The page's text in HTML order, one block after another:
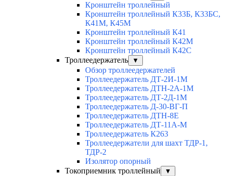
Кронштейн троллейный
Кронштейн троллейный К33Б, К33БС,
К41М, К45М
Кронштейн троллейный К41
Кронштейн троллейный К42М
Кронштейн троллейный К42С
Троллеедержатель
▼
Обзор троллеедержателей
Троллеедержатель ДТ-2И-1М
Троллеедержатель ДТН-2А-1М
Троллеедержатель ДТ-2Д-1М
Троллеедержатель Д-30-ВГ-П
Троллеедержатель ДТН-8Е
Троллеедержатель ДТ-11А-М
Троллеедержатель К263
Троллеедержатели для шахт ТДР-1,
ТДР-2
Изолятор опорный
Токоприемник троллейный
▼